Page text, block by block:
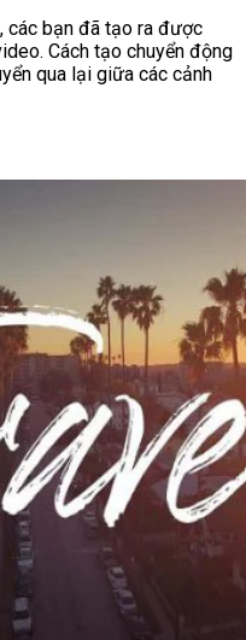
các bạn đã tạo ra được
Cách tạo chuyển động
qua lại giữa các cảnh